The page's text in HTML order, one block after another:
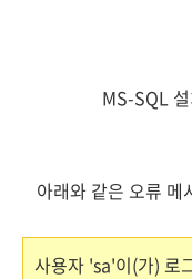
MS-SQL
아래와 같은 오류
사용자 'sa'이(가) 로